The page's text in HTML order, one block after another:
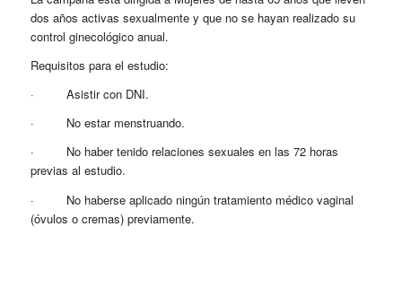
dos años activas sexualmente y que no se hayan realizado su
control ginecológico anual.
Requisitos para el estudio:
· Asistir con DNI.
· No estar menstruando.
· No haber tenido relaciones sexuales en las 72 horas
previas al estudio.
· No haberse aplicado ningún tratamiento médico vaginal
(óvulos o cremas) previamente.